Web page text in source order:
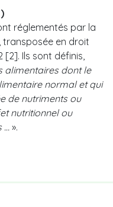
réglementés par la
transposée en droit
Ils sont définis,
alimentaires dont le
normal et qui
de nutriments ou
nutritionnel ou
… ».